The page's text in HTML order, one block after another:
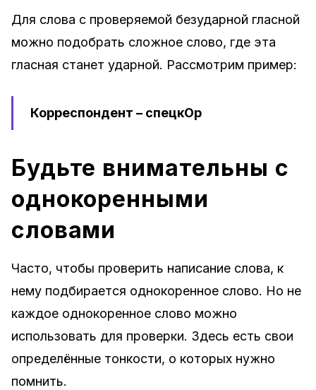
Для слова с проверяемой безударной гласной
можно подобрать сложное слово, где эта
гласная станет ударной. Рассмотрим пример:
Корреспондент – спецкОр
Будьте внимательны с
однокоренными
словами
Часто, чтобы проверить написание слова, к
нему подбирается однокоренное слово. Но не
каждое однокоренное слово можно
использовать для проверки. Здесь есть свои
определённые тонкости, о которых нужно
помнить.